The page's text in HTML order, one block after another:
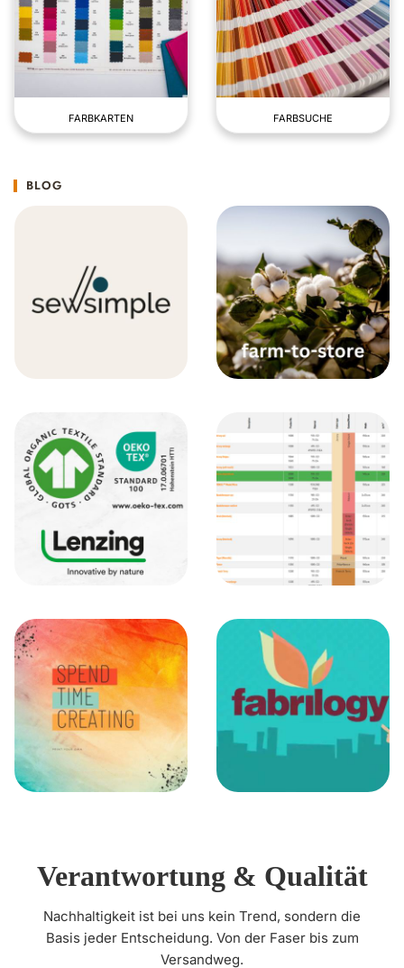
FARBKARTEN FARBSUCHE
BLOG
Verantwortung & Qualität
Nachhaltigkeit ist bei uns kein Trend, sondern die
Basis jeder Entscheidung. Von der Faser bis zum
Versandweg.